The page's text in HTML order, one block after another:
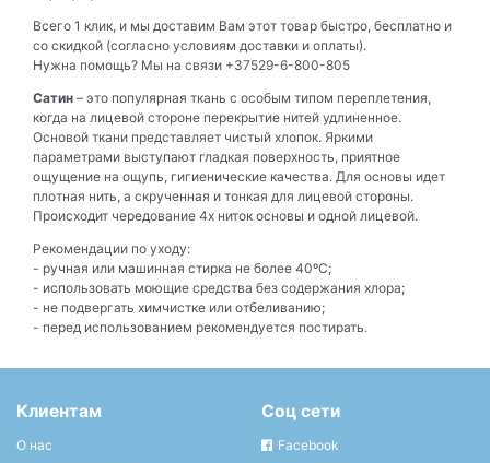
Всего 1 клик, и мы доставим Вам этот товар быстро, бесплатно и
со скидкой (согласно условиям доставки и оплаты).
Нужна помощь? Мы на связи +37529-6-800-805
Сатин – это популярная ткань с особым типом переплетения,
когда на лицевой стороне перекрытие нитей удлиненное.
Основой ткани представляет чистый хлопок. Яркими
параметрами выступают гладкая поверхность, приятное
ощущение на ощупь, гигиенические качества. Для основы идет
плотная нить, а скрученная и тонкая для лицевой стороны.
Происходит чередование 4х ниток основы и одной лицевой.
Рекомендации по уходу:
- ручная или машинная стирка не более 40ºС;
- использовать моющие средства без содержания хлора;
- не подвергать химчистке или отбеливанию;
- перед использованием рекомендуется постирать.
Клиентам
О нас
Соц сети
Facebook